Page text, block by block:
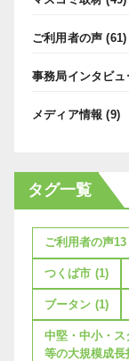
ご利用者の声 (61)
事務局インタビュ
メディア情報 (9)
タグ一覧
ご利用者の声13
つくば市 (1)
ブータン (1)
中堅・中小・
等の大規模成長